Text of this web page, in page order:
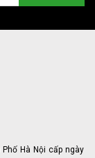
Hà Nội cấp ngày